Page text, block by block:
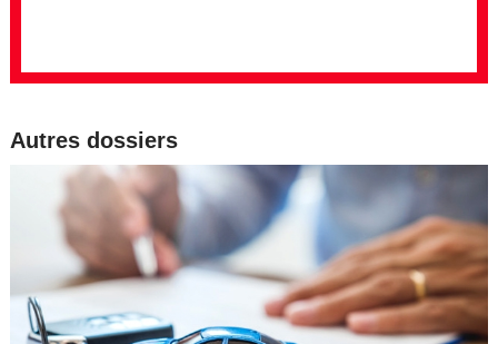
Autres dossiers